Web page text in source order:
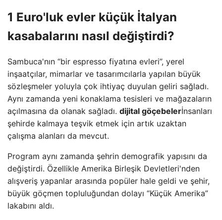
1 Euro'luk evler küçük İtalyan
kasabalarını nasıl değiştirdi?
Sambuca'nın “bir espresso fiyatına evleri”, yerel
inşaatçılar, mimarlar ve tasarımcılarla yapılan büyük
sözleşmeler yoluyla çok ihtiyaç duyulan geliri sağladı.
Aynı zamanda yeni konaklama tesisleri ve mağazaların
açılmasına da olanak sağladı. dijital göçebelerİnsanları
şehirde kalmaya teşvik etmek için artık uzaktan
çalışma alanları da mevcut.
Program aynı zamanda şehrin demografik yapısını da
değiştirdi. Özellikle Amerika Birleşik Devletleri'nden
alışveriş yapanlar arasında popüler hale geldi ve şehir,
büyük göçmen topluluğundan dolayı “Küçük Amerika”
lakabını aldı.